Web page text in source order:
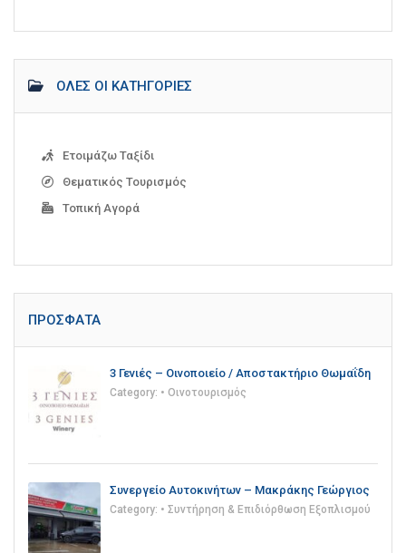
ΌΛΕΣ ΟΙ ΚΑΤΗΓΟΡΊΕΣ
Ετοιμάζω Ταξίδι
Θεματικός Τουρισμός
Τοπική Αγορά
ΠΡΌΣΦΑΤΑ
3 Γενιές – Οινοποιείο / Αποστακτήριο Θωμαΐδη
Category: • Οινοτουρισμός
Συνεργείο Αυτοκινήτων – Μακράκης Γεώργιος
Category: • Συντήρηση & Επιδιόρθωση Εξοπλισμού